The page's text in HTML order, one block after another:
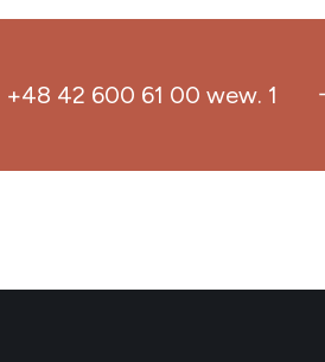
+48 42 600 61 00 wew. 1